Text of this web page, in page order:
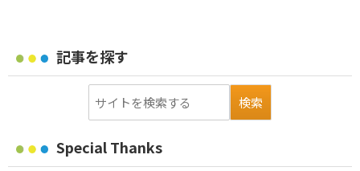
記事を探す
Special Thanks